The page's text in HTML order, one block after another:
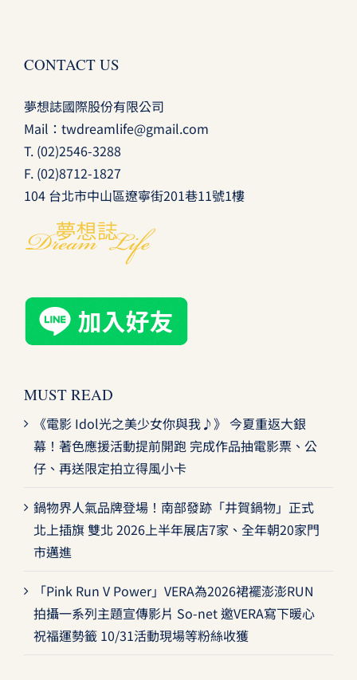
CONTACT US
夢想誌國際股份有限公司
Mail： twdreamlife@gmail.com
T. (02)2546-3288
F. (02)8712-1827
104 台北市中山區遼寧街201巷11號1樓
MUST READ
《電影 Idol光之美少女你與我♪》 今夏重返大銀
幕！著色應援活動提前開跑 完成作品抽電影票、公
仔、再送限定拍立得風小卡
鍋物界人氣品牌登場！南部發跡「井賀鍋物」正式
北上插旗 雙北 2026上半年展店7家、全年朝20家門
市邁進
「Pink Run V Power」VERA為2026裙襬澎澎RUN
拍攝一系列主題宣傳影片 So-net 邀VERA寫下暖心
祝福運勢籤 10/31活動現場等粉絲收獲